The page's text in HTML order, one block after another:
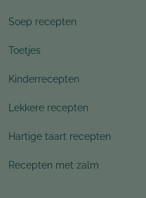
Soep recepten
Toetjes
Kinderrecepten
Lekkere recepten
Hartige taart recepten
Recepten met zalm